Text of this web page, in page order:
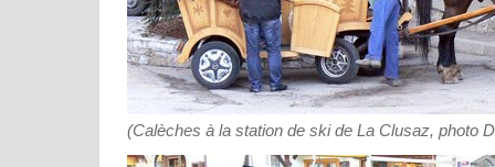
(Calèches à la station de ski de La Clusaz, photo